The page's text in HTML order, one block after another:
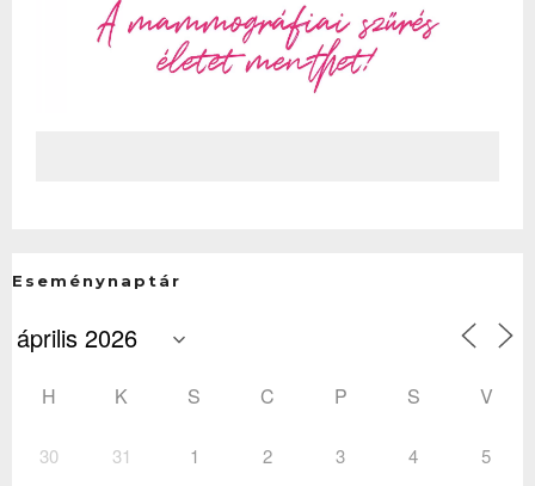
Eseménynaptár
H K S C P S V
30 31 1 2 3 4 5